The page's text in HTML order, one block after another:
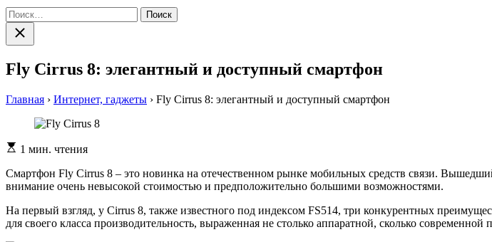
Найти:
Закрыть
поиск
Fly Cirrus 8: элегантный и доступный смартфон
Главная › Интернет, гаджеты › Fly Cirrus 8: элегантный и доступный смартфон
Расчетное
чтения
1 мин. чтения
Смартфон Fly Cirrus 8 – это новинка на отечественном рынке мобильных средств связи.
внимание очень невысокой стоимостью и предположительно большими возможностями.
На первый взгляд, у Cirrus 8, также известного под индексом FS514, три конкурентных
для своего класса производительность, выраженная не столько аппаратной, сколько